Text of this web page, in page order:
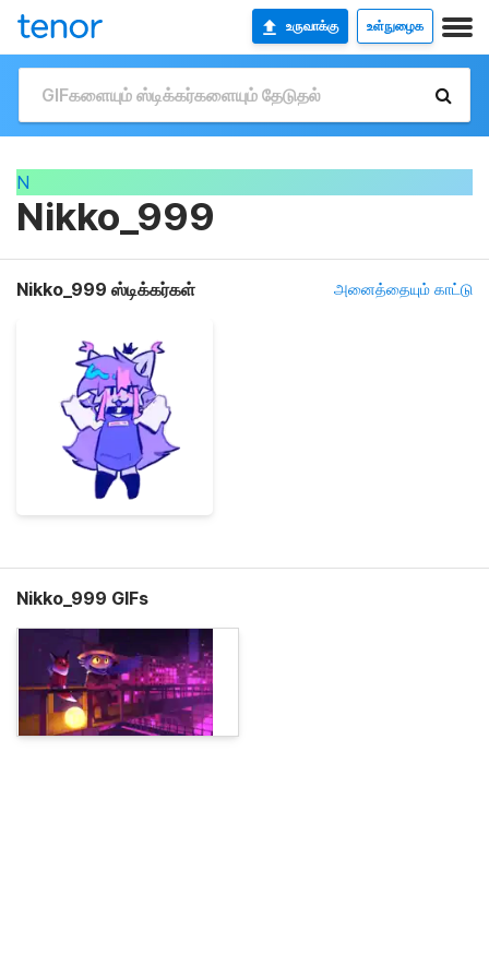
உருவாக்கு உள்நுழைக
N
Nikko_999
Nikko_999 ஸ்டிக்கர்கள் அனைத்தையும் காட்டு
Nikko_999 GIFs